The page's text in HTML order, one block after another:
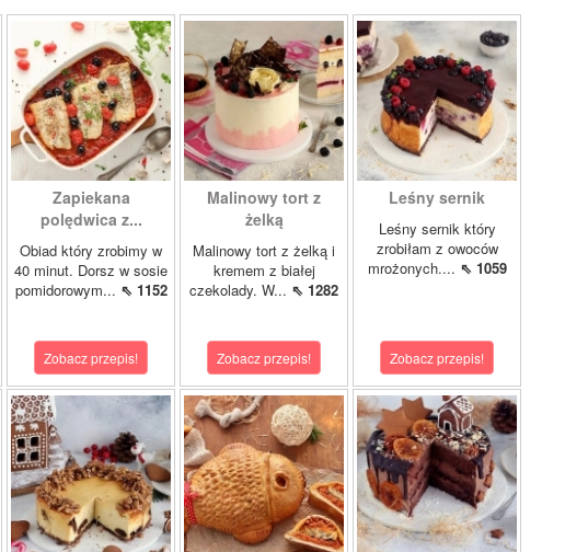
Zapiekana
polędwica z...
Obiad który zrobimy w
40 minut. Dorsz w sosie
pomidorowym... ⇖ 1152
Zobacz przepis!
Malinowy tort z
żelką
Malinowy tort z żelką i
kremem z białej
czekolady. W... ⇖ 1282
Zobacz przepis!
Leśny sernik
Leśny sernik który
zrobiłam z owoców
mrożonych.... ⇖ 1059
Zobacz przepis!